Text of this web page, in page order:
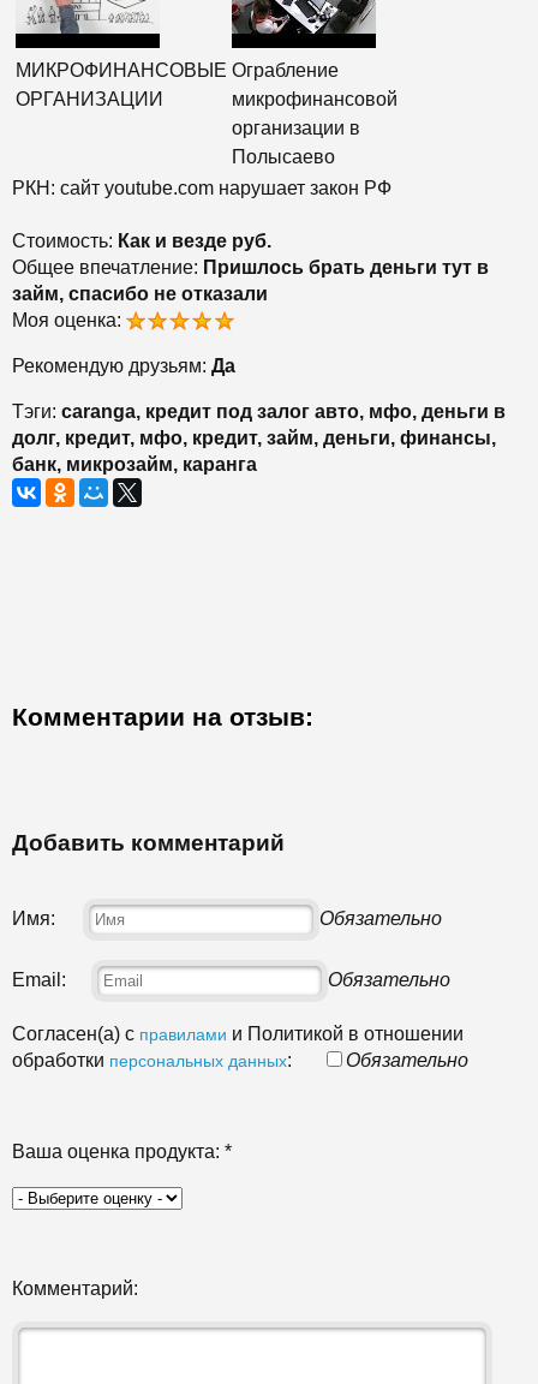
МИКРОФИНАНСОВЫЕ
ОРГАНИЗАЦИИ
Ограбление
микрофинансовой
организации в
Полысаево
РКН: сайт youtube.com нарушает закон РФ
Стоимость: Как и везде руб.
Общее впечатление: Пришлось брать деньги тут в
займ, спасибо не отказали
Моя оценка:
Рекомендую друзьям: Да
Тэги: caranga, кредит под залог авто, мфо, деньги в
долг, кредит, мфо, кредит, займ, деньги, финансы,
банк, микрозайм, каранга
Комментарии на отзыв:
Добавить комментарий
Имя: Обязательно
Email: Обязательно
Согласен(а) с правилами и Политикой в отношении
обработки персональных данных: Обязательно
Ваша оценка продукта: *
Комментарий: